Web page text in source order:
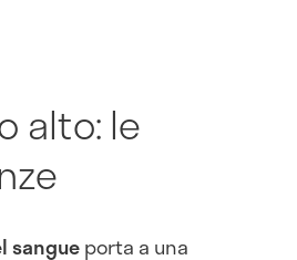
alto: le
sangueporta a una